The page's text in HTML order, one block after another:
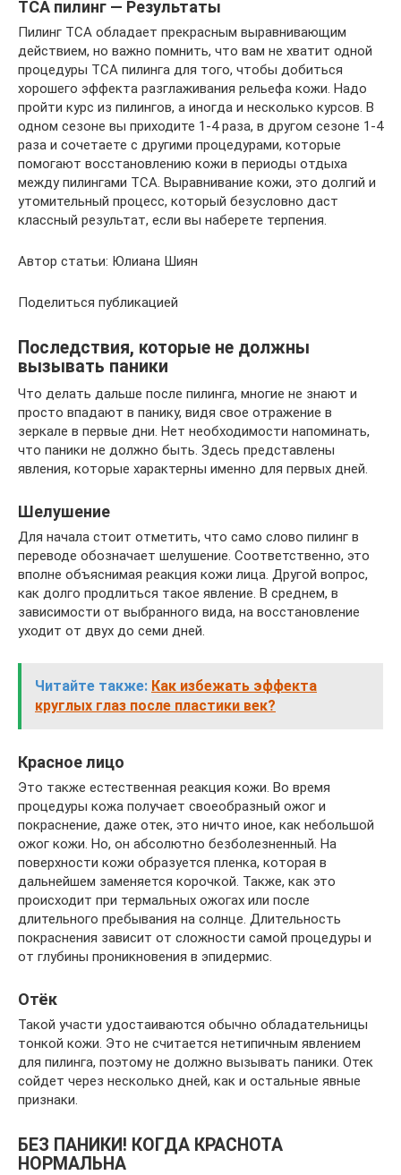
ТСА пилинг — Результаты
Пилинг ТСА обладает прекрасным выравнивающим
действием, но важно помнить, что вам не хватит одной
процедуры ТСА пилинга для того, чтобы добиться
хорошего эффекта разглаживания рельефа кожи. Надо
пройти курс из пилингов, а иногда и несколько курсов. В
одном сезоне вы приходите 1-4 раза, в другом сезоне 1-4
раза и сочетаете с другими процедурами, которые
помогают восстановлению кожи в периоды отдыха
между пилингами ТСА. Выравнивание кожи, это долгий и
утомительный процесс, который безусловно даст
классный результат, если вы наберете терпения.
Автор статьи: Юлиана Шиян
Поделиться публикацией
Последствия, которые не должны
вызывать паники
Что делать дальше после пилинга, многие не знают и
просто впадают в панику, видя свое отражение в
зеркале в первые дни. Нет необходимости напоминать,
что паники не должно быть. Здесь представлены
явления, которые характерны именно для первых дней.
Шелушение
Для начала стоит отметить, что само слово пилинг в
переводе обозначает шелушение. Соответственно, это
вполне объяснимая реакция кожи лица. Другой вопрос,
как долго продлиться такое явление. В среднем, в
зависимости от выбранного вида, на восстановление
уходит от двух до семи дней.
Читайте также: Как избежать эффекта
круглых глаз после пластики век?
Красное лицо
Это также естественная реакция кожи. Во время
процедуры кожа получает своеобразный ожог и
покраснение, даже отек, это ничто иное, как небольшой
ожог кожи. Но, он абсолютно безболезненный. На
поверхности кожи образуется пленка, которая в
дальнейшем заменяется корочкой. Также, как это
происходит при термальных ожогах или после
длительного пребывания на солнце. Длительность
покраснения зависит от сложности самой процедуры и
от глубины проникновения в эпидермис.
Отёк
Такой участи удостаиваются обычно обладательницы
тонкой кожи. Это не считается нетипичным явлением
для пилинга, поэтому не должно вызывать паники. Отек
сойдет через несколько дней, как и остальные явные
признаки.
БЕЗ ПАНИКИ! КОГДА КРАСНОТА
НОРМАЛЬНА